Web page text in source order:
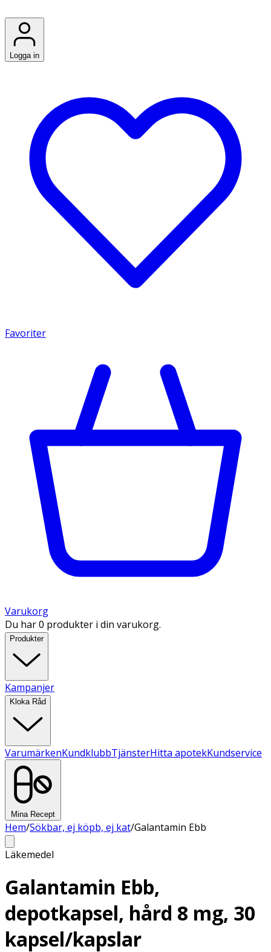
Logga in
Favoriter
Varukorg
Du har 0 produkter i din varukorg.
Produkter
Kampanjer
Kloka Råd
VarumärkenKundklubbTjänsterHitta apotekKundservice
Mina Recept
Hem/Sökbar, ej köpb, ej kat/Galantamin Ebb
Läkemedel
Galantamin Ebb,
depotkapsel, hård 8 mg, 30
kapsel/kapslar